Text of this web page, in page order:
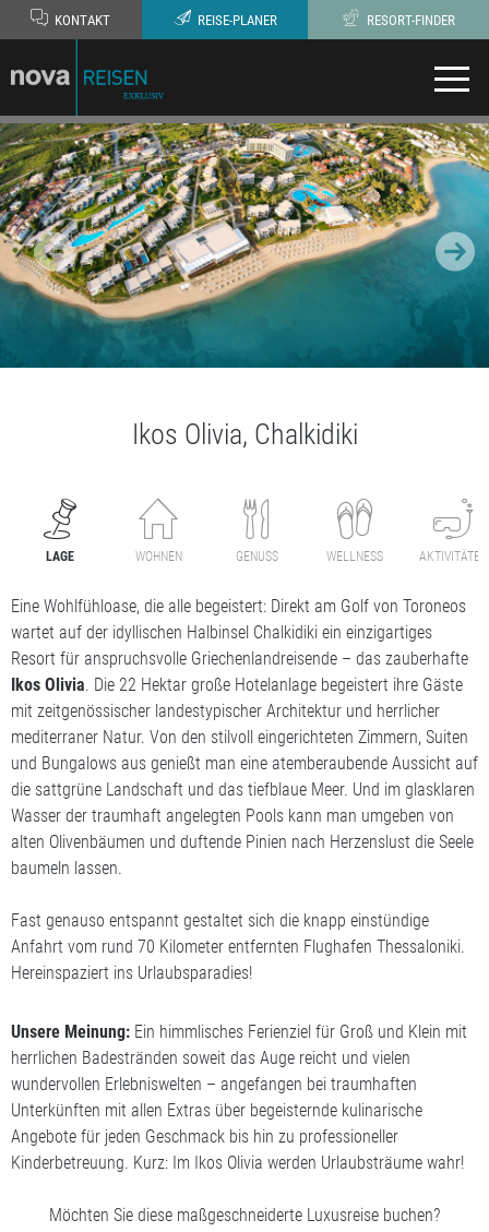
KONTAKT REISE-PLANER RESORT-FINDER
Ikos Olivia, Chalkidiki
LAGE WOHNEN GENUSS WELLNESS AKTIVITÄTEN
Eine Wohlfühloase, die alle begeistert: Direkt am Golf von Toroneos
wartet auf der idyllischen Halbinsel Chalkidiki ein einzigartiges
Resort für anspruchsvolle Griechenlandreisende – das zauberhafte
Ikos Olivia. Die 22 Hektar große Hotelanlage begeistert ihre Gäste
mit zeitgenössischer landestypischer Architektur und herrlicher
mediterraner Natur. Von den stilvoll eingerichteten Zimmern, Suiten
und Bungalows aus genießt man eine atemberaubende Aussicht auf
die sattgrüne Landschaft und das tiefblaue Meer. Und im glasklaren
Wasser der traumhaft angelegten Pools kann man umgeben von
alten Olivenbäumen und duftende Pinien nach Herzenslust die Seele
baumeln lassen.
Fast genauso entspannt gestaltet sich die knapp einstündige
Anfahrt vom rund 70 Kilometer entfernten Flughafen Thessaloniki.
Hereinspaziert ins Urlaubsparadies!
Unsere Meinung: Ein himmlisches Ferienziel für Groß und Klein mit
herrlichen Badestränden soweit das Auge reicht und vielen
wundervollen Erlebniswelten – angefangen bei traumhaften
Unterkünften mit allen Extras über begeisternde kulinarische
Angebote für jeden Geschmack bis hin zu professioneller
Kinderbetreuung. Kurz: Im Ikos Olivia werden Urlaubsträume wahr!
Möchten Sie diese maßgeschneiderte Luxusreise buchen?